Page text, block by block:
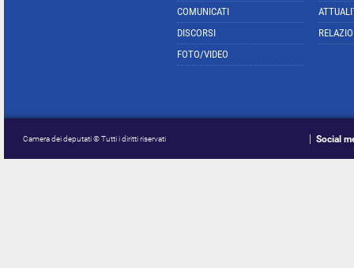
COMUNICATI
DISCORSI
FOTO/VIDEO
Camera dei deputati © Tutti i diritti riservati Social